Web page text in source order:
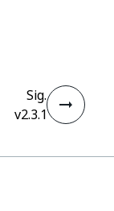
Sig.
v2.3.1